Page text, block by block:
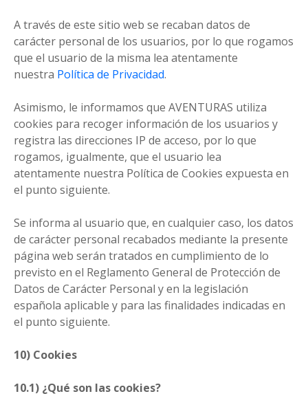
A través de este sitio web se recaban datos de
carácter personal de los usuarios, por lo que rogamos
que el usuario de la misma lea atentamente
nuestra Política de Privacidad.
Asimismo, le informamos que AVENTURAS utiliza
cookies para recoger información de los usuarios y
registra las direcciones IP de acceso, por lo que
rogamos, igualmente, que el usuario lea
atentamente nuestra Política de Cookies expuesta en
el punto siguiente.
Se informa al usuario que, en cualquier caso, los datos
de carácter personal recabados mediante la presente
página web serán tratados en cumplimiento de lo
previsto en el Reglamento General de Protección de
Datos de Carácter Personal y en la legislación
española aplicable y para las finalidades indicadas en
el punto siguiente.
10) Cookies
10.1) ¿Qué son las cookies?